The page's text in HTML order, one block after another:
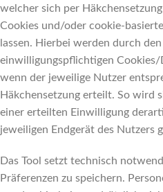
welcher sich per
Cookies und/oder cookie-
lassen. Hierbei werden durch
einwilligungspflichtigen Cookies/
wenn der jeweilige Nutzer
Häkchensetzung erteilt. So wird
einer erteilten Einwilligung
jeweiligen Endgerät des Nutzers
Das Tool setzt technisch
Präferenzen zu speichern.